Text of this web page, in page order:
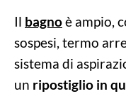
Il bagnoè ampio,
sospesi, termo
sistema di
un ripostiglio in